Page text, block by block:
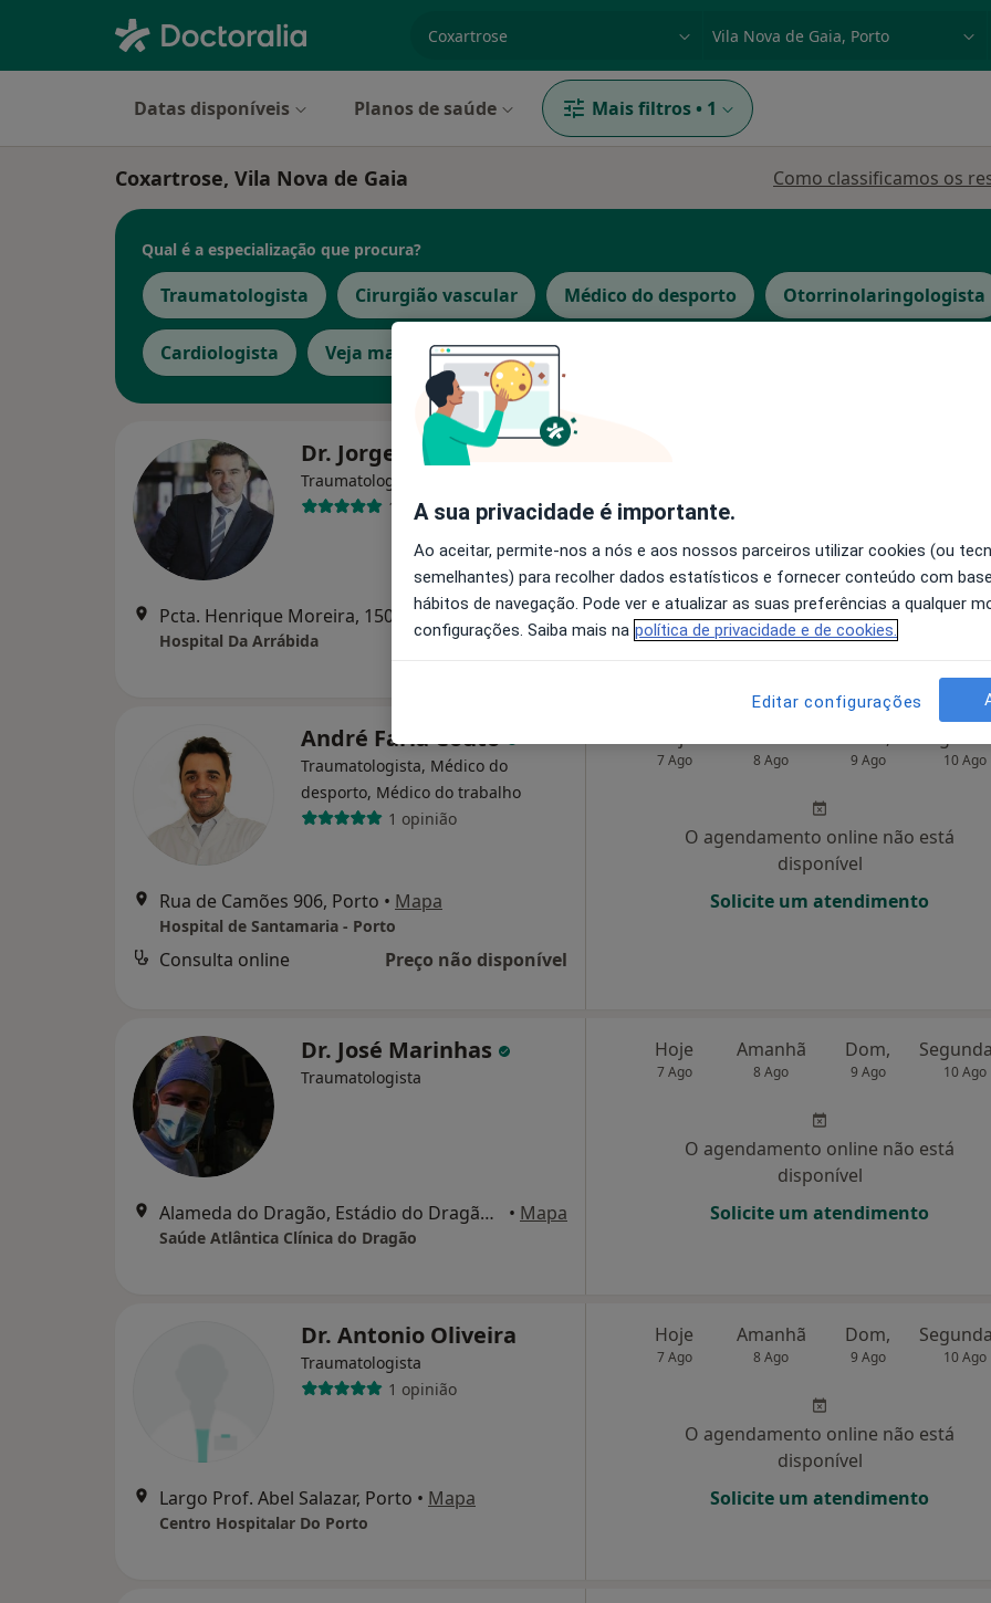
Datas disponíveis Planos de saúde Mais filtros • 1
Coxartrose, Vila Nova de Gaia Como classificamos os
Qual é a especialização que procura?
Traumatologista Cirurgião vascular Médico do desporto Otorrinolaringologista
Cardiologista Veja mais
Dr. Jorge Cruz de Melo
Traumatologista
18 opiniões
Pcta. Henrique Moreira, 150, Vila Nova de Gaia • Mapa
Hospital Da Arrábida
O agendamento online não está
disponível
Solicite um atendimento
André Faria Couto
Traumatologista, Médico do
desporto, Médico do trabalho
1 opinião
Rua de Camões 906, Porto • Mapa
Hospital de Santamaria - Porto
Consulta online Preço não disponível
7 Ago 8 Ago 9 Ago 10 Ago
O agendamento online não está
disponível
Solicite um atendimento
Dr. José Marinhas
Traumatologista
Alameda do Dragão, Estádio do Dragão, Porto • Mapa
Saúde Atlântica Clínica do Dragão
Hoje
7 Ago
Amanhã
8 Ago
Dom,
9 Ago 10 Ago
O agendamento online não está
disponível
Solicite um atendimento
Dr. Antonio Oliveira
Traumatologista
1 opinião
Largo Prof. Abel Salazar, Porto • Mapa
Centro Hospitalar Do Porto
Hoje
7 Ago
Amanhã
8 Ago
Dom,
9 Ago 10 Ago
O agendamento online não está
disponível
Solicite um atendimento
A sua privacidade é importante.
Ao aceitar, permite-nos a nós e aos nossos parceiros utilizar cookies (ou
semelhantes) para recolher dados estatísticos e fornecer conteúdo com
hábitos de navegação. Pode ver e atualizar as suas preferências a qualquer
configurações. Saiba mais na política de privacidade e de cookies.
Editar configurações